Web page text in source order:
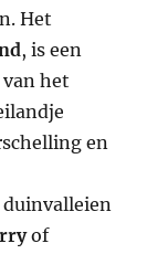
Het
, is een
het
en
of